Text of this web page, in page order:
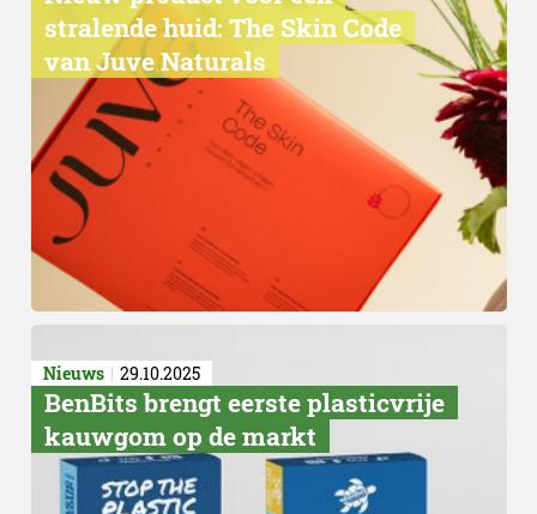
stralende huid: The Skin Code
van Juve Naturals
Nieuws 29.10.2025
BenBits brengt eerste plasticvrije
kauwgom op de markt